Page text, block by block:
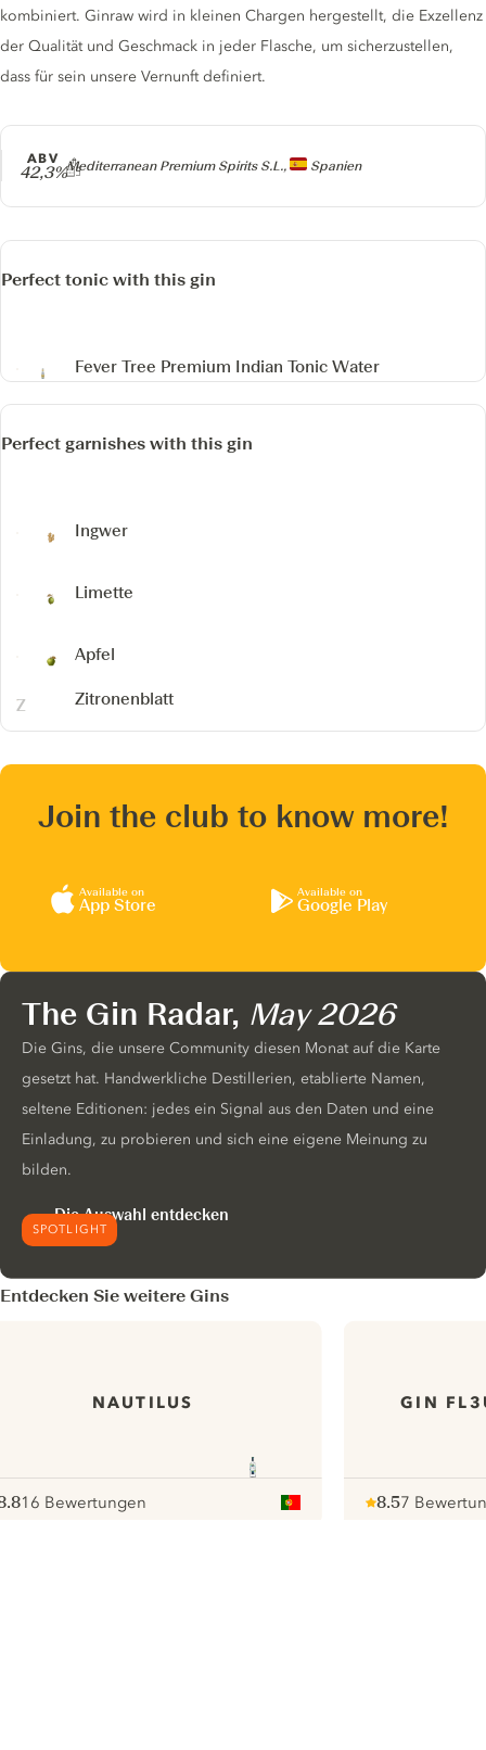
Producer
Mediterranean Premium Spirits S.L., Spanien
ABV
42,3%
kombiniert. Ginraw wird in kleinen Chargen hergestellt, die Exzellenz
der Qualität und Geschmack in jeder Flasche, um sicherzustellen,
dass für sein unsere Vernunft definiert.
Perfect tonic with this gin
Fever Tree Premium Indian Tonic Water
Perfect garnishes with this gin
Ingwer
Limette
Apfel
Zitronenblatt
Join the club to know more!
Available on
App Store
Available on
Google Play
SPOTLIGHT
The Gin Radar, May 2026
Die Gins, die unsere Community diesen Monat auf die Karte
gesetzt hat. Handwerkliche Destillerien, etablierte Namen,
seltene Editionen: jedes ein Signal aus den Daten und eine
Einladung, zu probieren und sich eine eigene Meinung zu
bilden.
Die Auswahl entdecken
Entdecken Sie weitere Gins
NAUTILUS
16 Bewertungen
GIN
8.57